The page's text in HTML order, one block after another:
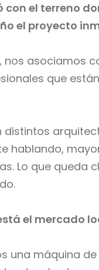
con el terreno
el proyecto
nos asociamos
que
hablando,
Lo que queda
el mercado
una máquina